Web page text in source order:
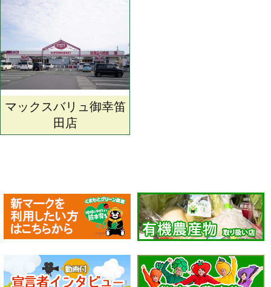
マックスバリュ御幸笛
田店